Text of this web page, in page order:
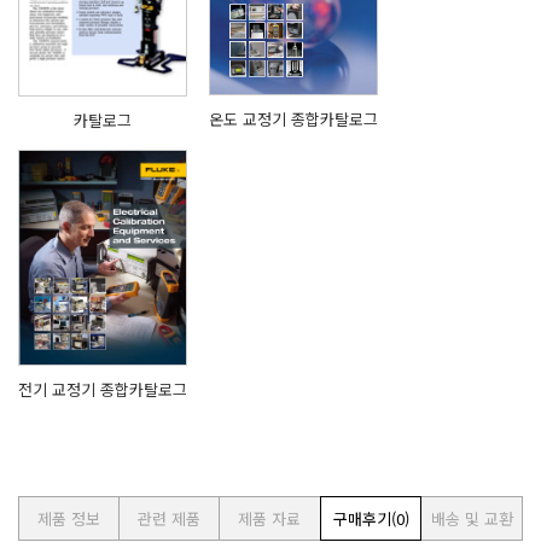
카탈로그 온도 교정기 종합카탈로그
전기 교정기 종합카탈로그
제품 정보 관련 제품 제품 자료 구매후기(0) 배송 및 교환